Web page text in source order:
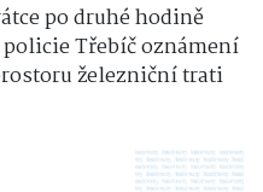
po druhé hodině
Třebíč oznámení
železniční trati